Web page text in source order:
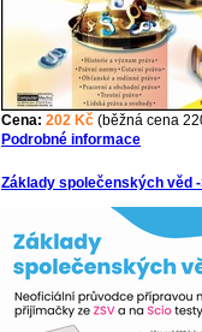
Cena: 202 Kč (běžná cena
Podrobné informace
Základy společenských věd